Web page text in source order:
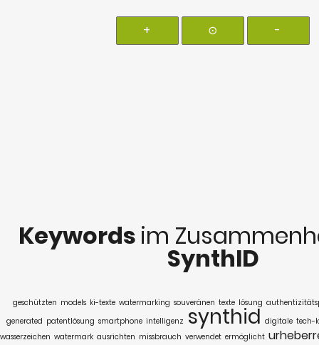
+ ⊙ -
Keywords im
SynthID
geschützten models ki-texte watermarking souveränen texte lösung
generated patentlösung smartphone intelligenz synthid digitale tech-
wasserzeichen watermark ausrichten missbrauch verwendet ermöglicht